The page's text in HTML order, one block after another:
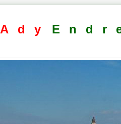
Ady